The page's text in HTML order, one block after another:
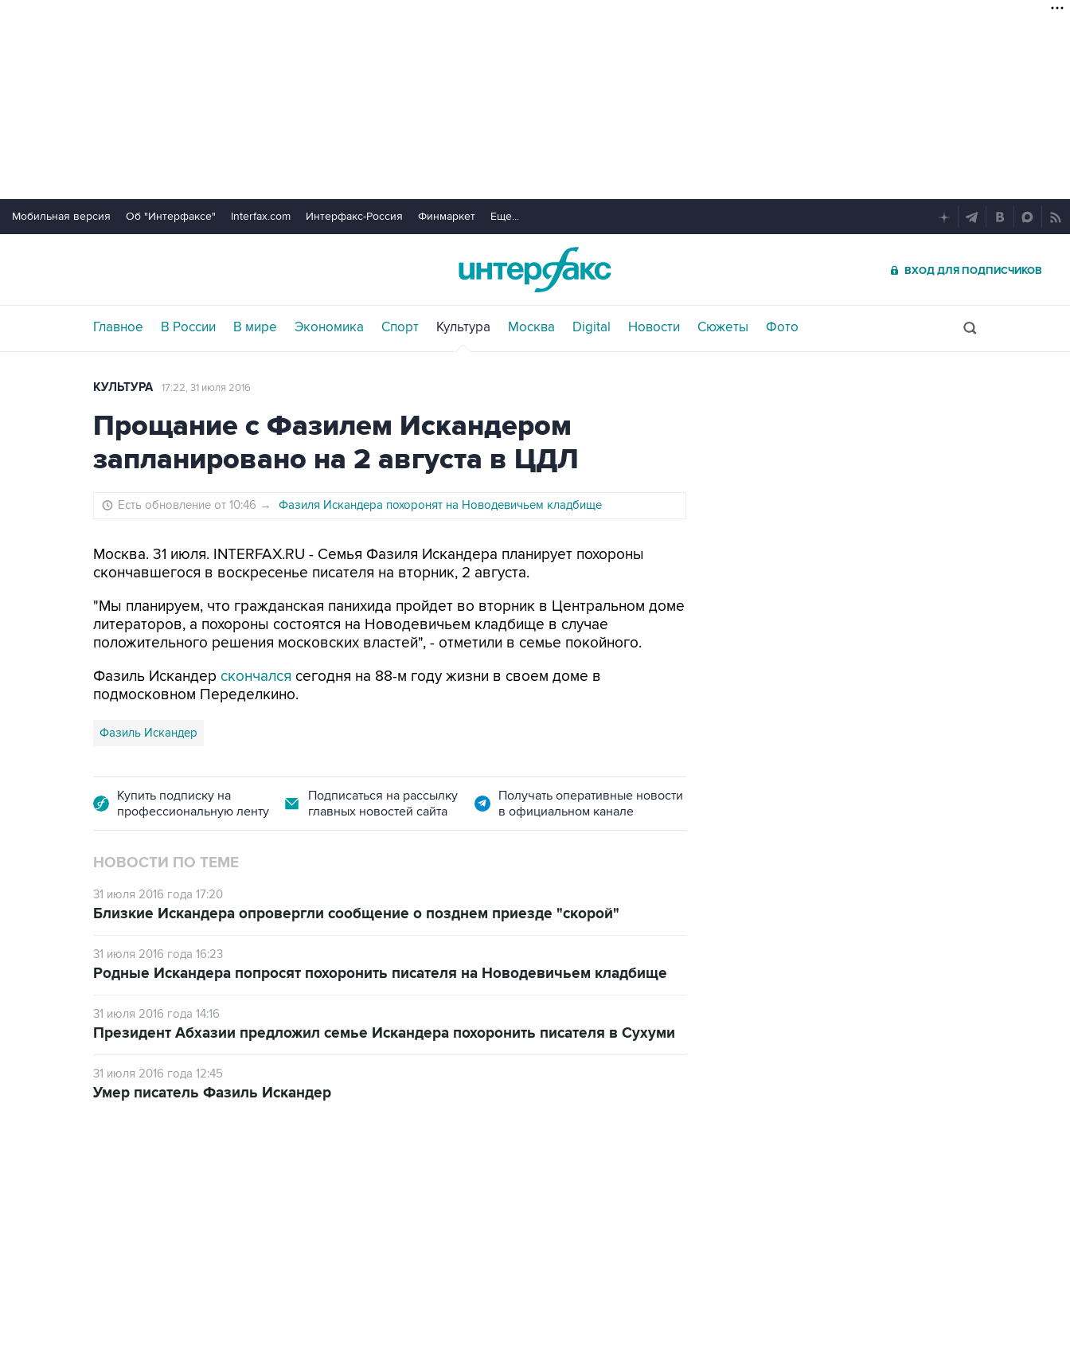
Мобильная версия Об "Интерфаксе" Interfax.com Интерфакс-Россия Финмаркет Еще...
ВХОД ДЛЯ ПОДПИСЧИКОВ
Главное В России В мире Экономика Спорт Культура Москва Digital Новости Сюжеты Фото
КУЛЬТУРА 17:22, 31 июля 2016
Прощание с Фазилем Искандером
запланировано на 2 августа в ЦДЛ
Есть обновление от 10:46 → Фазиля Искандера похоронят на Новодевичьем кладбище
Москва. 31 июля. INTERFAX.RU - Семья Фазиля Искандера планирует похороны
скончавшегося в воскресенье писателя на вторник, 2 августа.
"Мы планируем, что гражданская панихида пройдет во вторник в Центральном доме
литераторов, а похороны состоятся на Новодевичьем кладбище в случае
положительного решения московских властей", - отметили в семье покойного.
Фазиль Искандер скончался сегодня на 88-м году жизни в своем доме в
подмосковном Переделкино.
Фазиль Искандер
Купить подписку на
профессиональную ленту
Подписаться на рассылку
главных новостей сайта
Получать оперативные новости
в официальном канале
НОВОСТИ ПО ТЕМЕ
31 июля 2016 года 17:20
Близкие Искандера опровергли сообщение о позднем приезде "скорой"
31 июля 2016 года 16:23
Родные Искандера попросят похоронить писателя на Новодевичьем кладбище
31 июля 2016 года 14:16
Президент Абхазии предложил семье Искандера похоронить писателя в Сухуми
31 июля 2016 года 12:45
Умер писатель Фазиль Искандер